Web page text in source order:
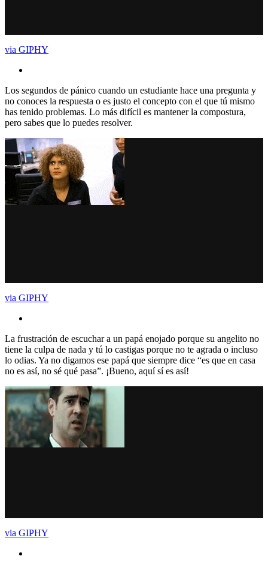
via GIPHY
Los segundos de pánico cuando un estudiante hace una pregunta y
no conoces la respuesta o es justo el concepto con el que tú mismo
has tenido problemas. Lo más difícil es mantener la compostura,
pero sabes que lo puedes resolver.
via GIPHY
La frustración de escuchar a un papá enojado porque su angelito no
tiene la culpa de nada y tú lo castigas porque no te agrada o incluso
lo odias. Ya no digamos ese papá que siempre dice “es que en casa
no es así, no sé qué pasa”. ¡Bueno, aquí sí es así!
via GIPHY